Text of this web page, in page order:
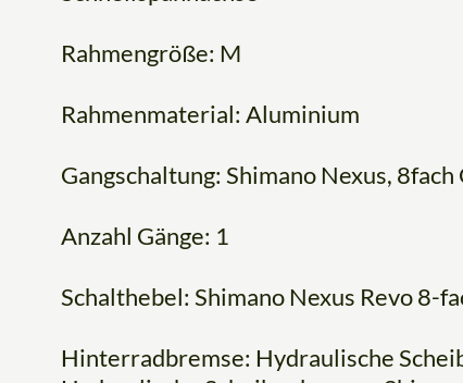
Rahmengröße: M
Rahmenmaterial: Aluminium
Gangschaltung: Shimano Nexus,
Anzahl Gänge: 1
Schalthebel: Shimano Nexus Revo 8-
Hinterradbremse: Hydraulische